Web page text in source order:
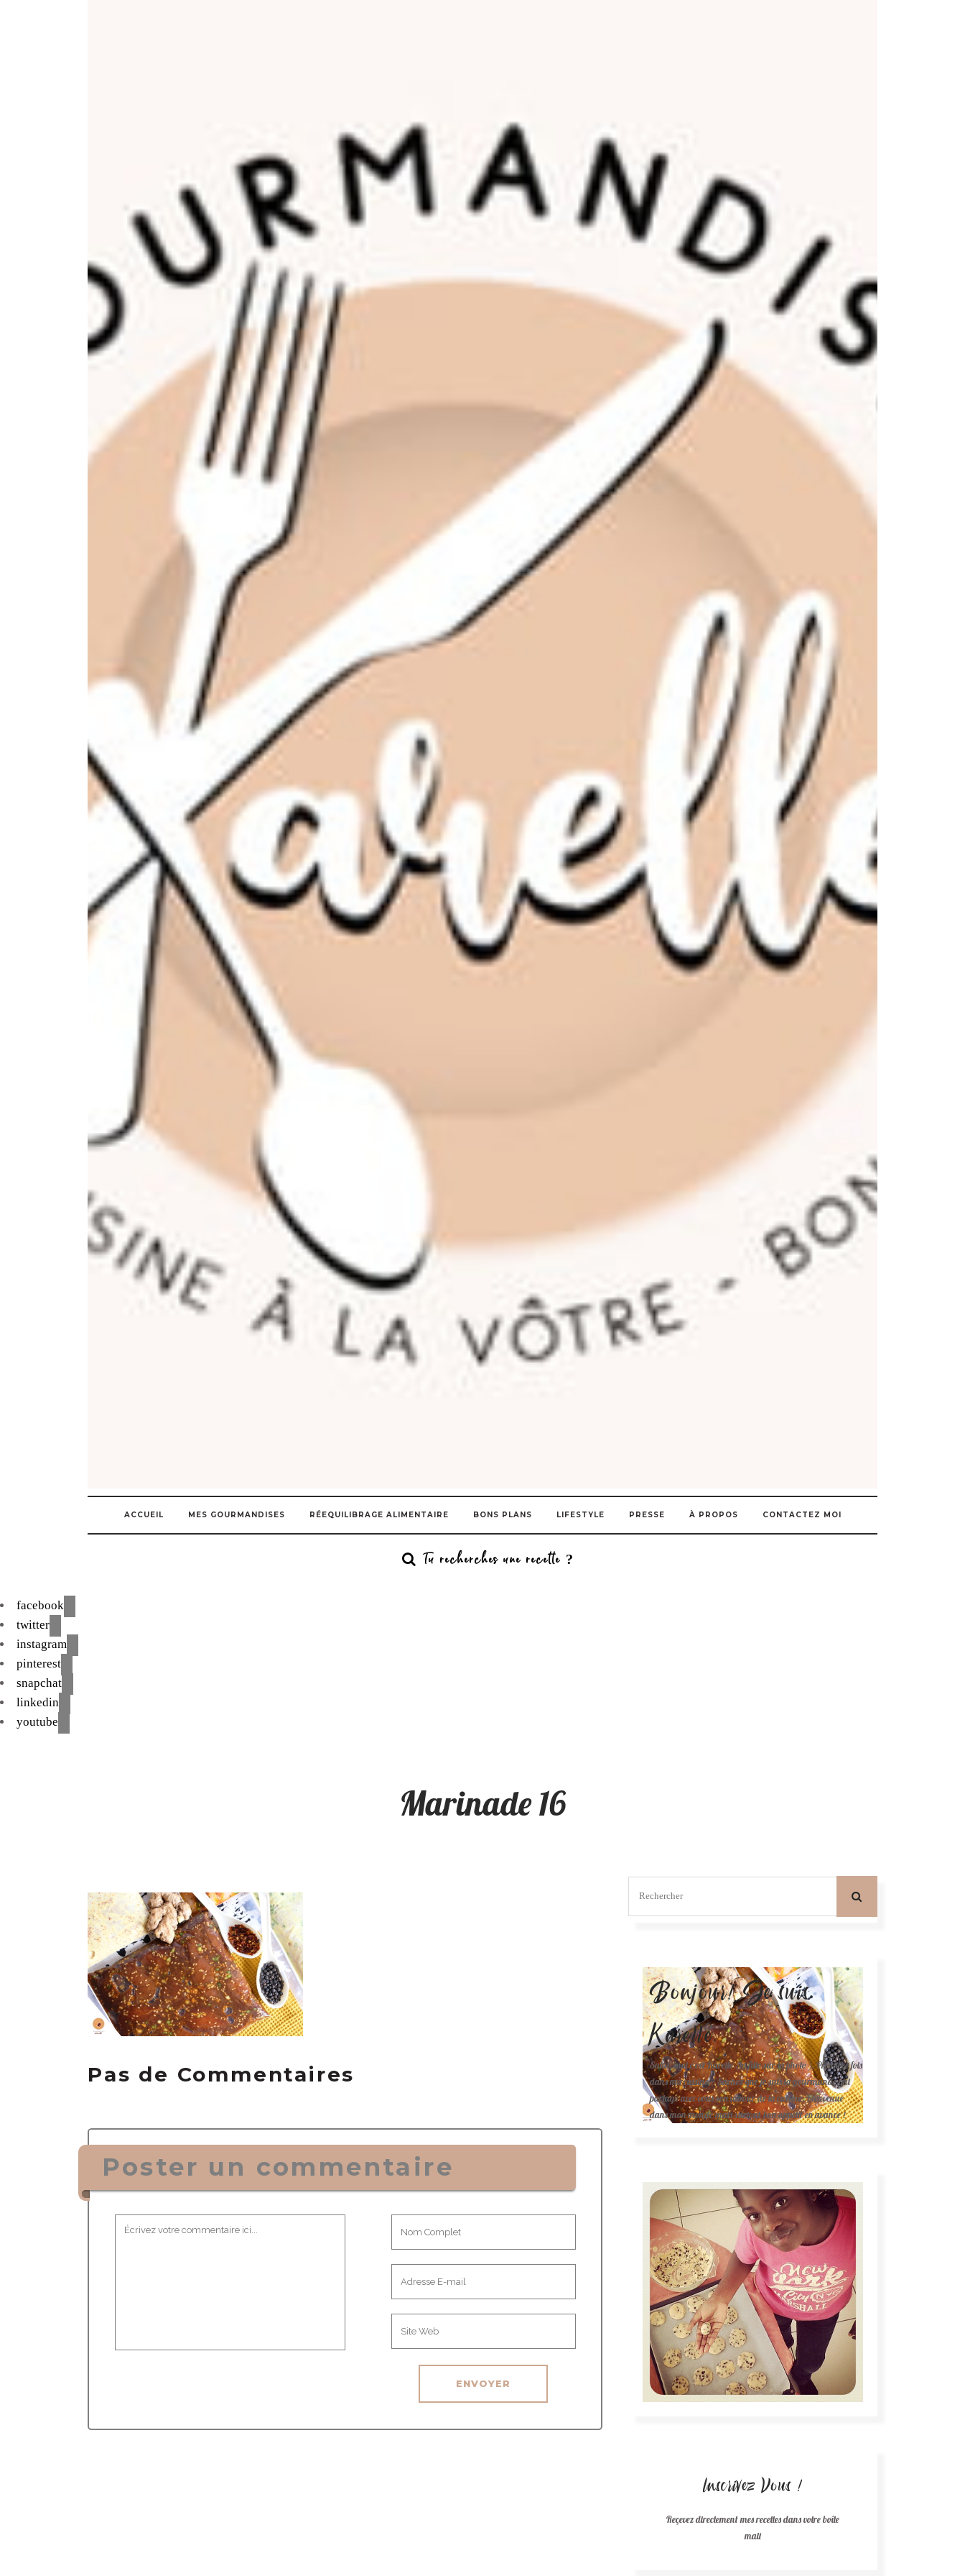
ACCUEIL MES GOURMANDISES RÉEQUILIBRAGE ALIMENTAIRE BONS PLANS LIFESTYLE PRESSE À PROPOS CONTACTEZ MOI
facebook
twitter
instagram
pinterest
snapchat
linkedin
youtube
Marinade 16
Pas de Commentaires
Poster un commentaire
Bonjour! Je suis
Karelle.
Salut, moi c'est Karelle (la fille sur la photo ). Première fois
dans ma cuisine ? Sachez que je suis la gourmande qui
partage avec vous son amour de la cuisine. Bienvenue
dans mon monde mais surtout bon appétit en avance !
Inscrivez Vous !
Reçevez directement mes recettes dans votre boîte
mail